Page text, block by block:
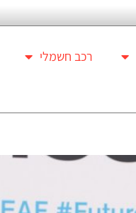
רכב חשמלי